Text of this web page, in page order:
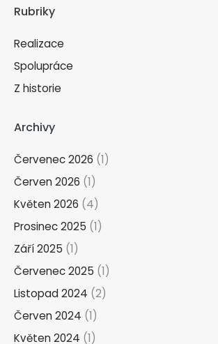
Rubriky
Realizace
Spolupráce
Z historie
Archivy
Červenec 2026 (1)
Červen 2026 (1)
Květen 2026 (4)
Prosinec 2025 (1)
Září 2025 (1)
Červenec 2025 (1)
Listopad 2024 (2)
Červen 2024 (1)
Květen 2024 (1)